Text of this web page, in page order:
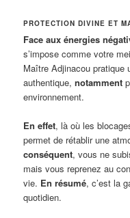
PROTECTION DIVINE ET
Face aux énergies
s’impose comme votre
Maître Adjinacou pratique
authentique,notamment
environnement.
En effet, là où les
permet de rétablir une
conséquent, vous ne
mais vous reprenez au
vie. En résumé, c’est la
quotidien.